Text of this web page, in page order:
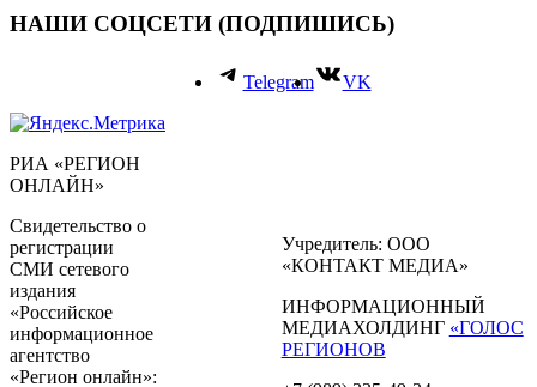
НАШИ СОЦСЕТИ (ПОДПИШИСЬ)
Telegram VK
РИА «РЕГИОН
ОНЛАЙН»
Свидетельство о
регистрации
СМИ сетевого
издания
«Российское
информационное
агентство
«Регион онлайн»:
Учредитель: ООО
«КОНТАКТ МЕДИА»
ИНФОРМАЦИОННЫЙ
МЕДИАХОЛДИНГ «ГОЛОС
РЕГИОНОВ